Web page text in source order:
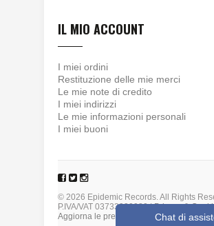
Chat di
IL MIO ACCOUNT
I miei ordini
Restituzione delle mie merci
Le mie note di credito
I miei indirizzi
Le mie informazioni personali
I miei buoni
© 2026 Epidemic Records. All Rights
P.IVA/VAT 03733930980 |Privacy&
Aggiorna le preferenze sui cookie